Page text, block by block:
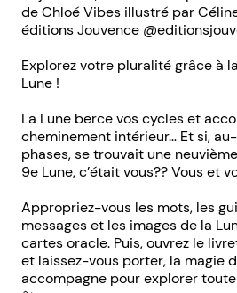
de Chloé Vibes illustré par
éditions Jouvence
Explorez votre pluralité grâce à
Lune !
La Lune berce vos cycles et
cheminement intérieur… Et si,
phases, se trouvait une
9e Lune, c’était vous?? Vous et
Appropriez-vous les mots, les
messages et les images de la
cartes oracle. Puis, ouvrez le
et laissez-vous porter, la magie
accompagne pour explorer